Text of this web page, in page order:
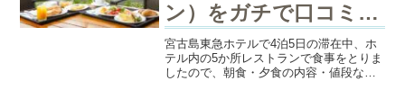
ン）をガチで口コミ！
島料理大好き
宮古島東急ホテルで4泊5日の滞在中、ホ
テル内の5か所レストランで食事をとりま
したので、朝食・夕食の内容・値段など